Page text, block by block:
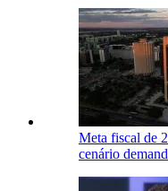
Meta fiscal de
cenário